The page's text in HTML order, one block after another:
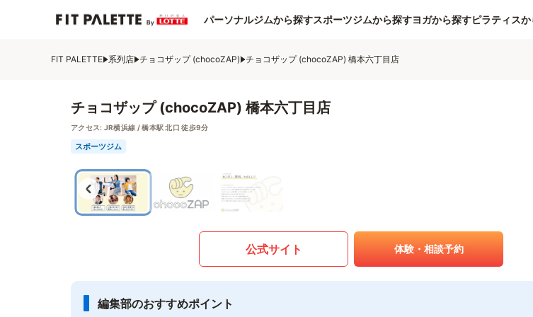
パーソナルジムから探すスポーツジムから探すヨガから探すピラティス
FIT PALETTE 系列店 チョコザップ (chocoZAP) チョコザップ (chocoZAP) 橋本六丁目店
チョコザップ (chocoZAP) 橋本六丁目店
アクセス: JR横浜線 / 橋本駅 北口 徒歩9分
スポーツジム
公式サイト 体験・相談予約
編集部のおすすめポイント